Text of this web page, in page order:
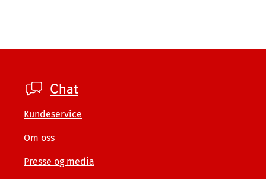
Footer
private
Chat
Kundeservice
Om oss
Presse og media